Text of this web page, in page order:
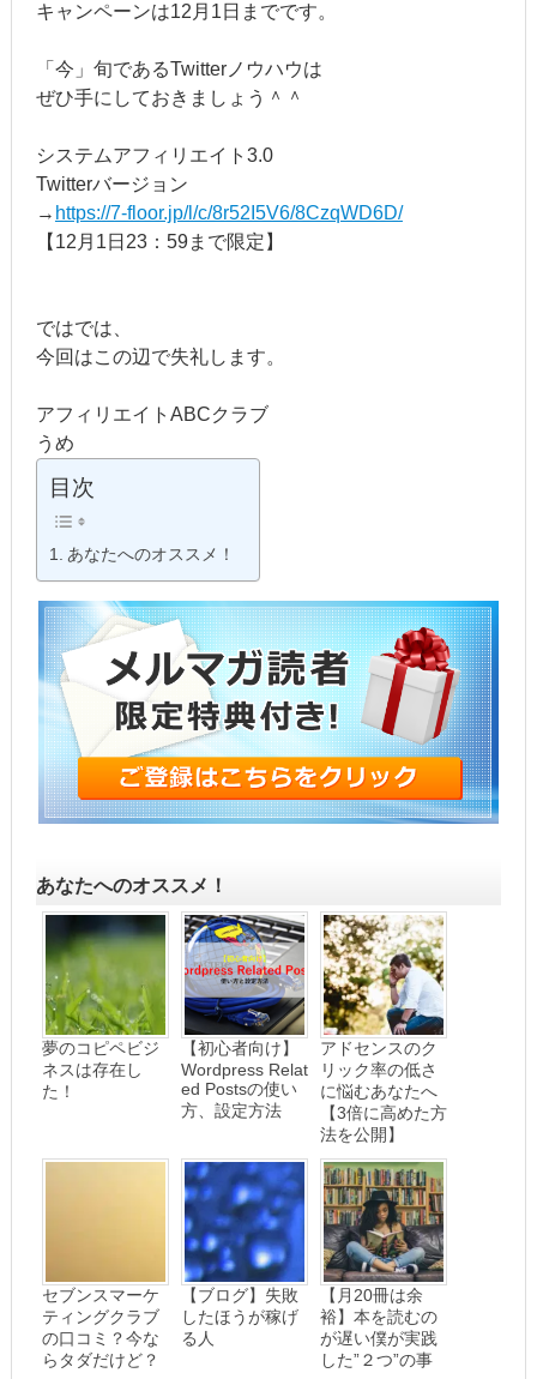
キャンペーンは12月1日までです。
「今」旬であるTwitterノウハウは
ぜひ手にしておきましょう＾＾
システムアフィリエイト3.0
Twitterバージョン
→ https://7-floor.jp/l/c/8r52I5V6/8CzqWD6D/
【12月1日23：59まで限定】
ではでは、
今回はこの辺で失礼します。
アフィリエイトABCクラブ
うめ
目次
あなたへのオススメ！
あなたへのオススメ！
夢のコピペビジ
ネスは存在し
た！
【初心者向け】
Wordpress Relat
ed Postsの使い
方、設定方法
アドセンスのク
リック率の低さ
に悩むあなたへ
【3倍に高めた方
法を公開】
セブンスマーケ
ティングクラブ
の口コミ？今な
らタダだけど？
【ブログ】失敗
したほうが稼げ
る人
【月20冊は余
裕】本を読むの
が遅い僕が実践
した”２つ”の事